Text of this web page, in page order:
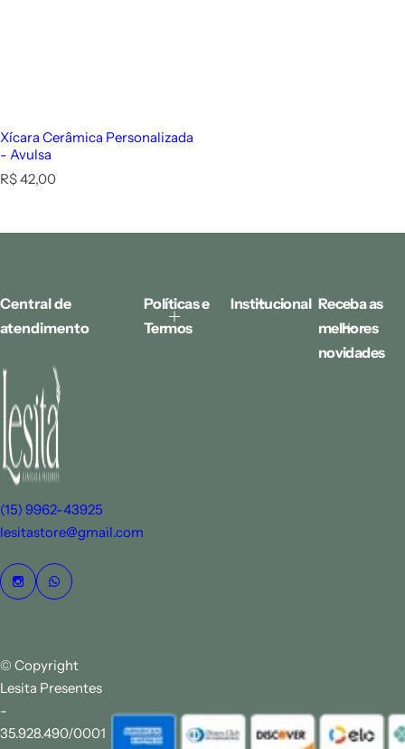
Xícara Cerâmica Personalizada
- Avulsa
P
ç
r
a
R$ 42,00
Central de
atendimento
(15) 9962-43925
lesitastore@gmail.com
Políticas e
Termos
Institucional Receba as
melhores
novidades
© Copyright
Lesita Presentes
-
35.928.490/0001